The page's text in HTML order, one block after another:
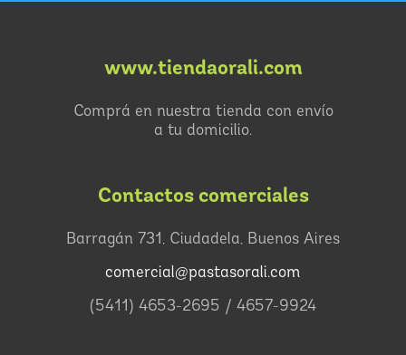
www.tiendaorali.com
Comprá en nuestra tienda con envío
a tu domicilio.
Contactos comerciales
Barragán 731, Ciudadela, Buenos Aires
comercial@pastasorali.com
(5411) 4653-2695 / 4657-9924